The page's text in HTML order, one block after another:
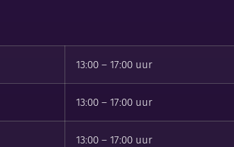
13:00 – 17:00 uur
13:00 – 17:00 uur
13:00 – 17:00 uur